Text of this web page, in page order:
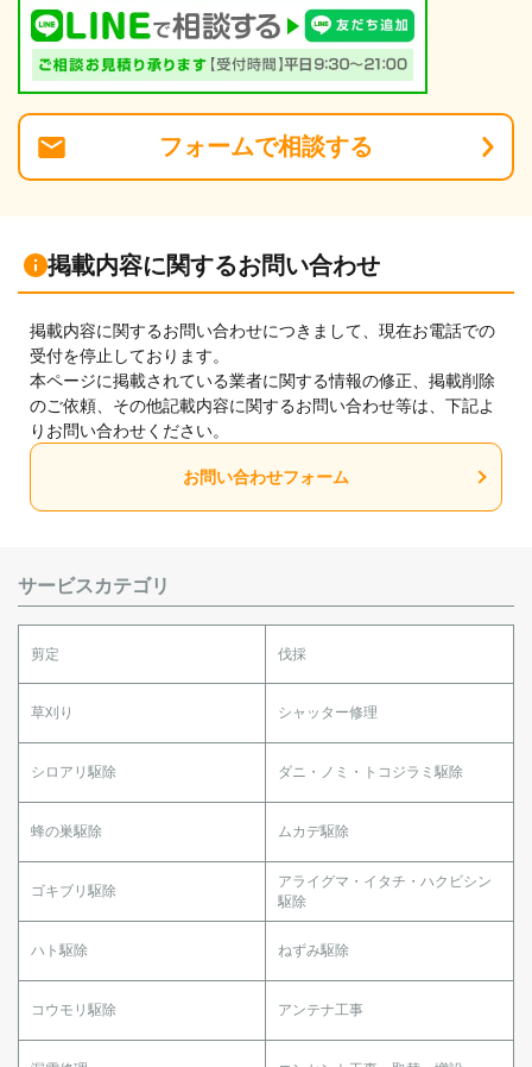
フォームで相談する
掲載内容に関するお問い合わせ
掲載内容に関するお問い合わせにつきまして、現在お電話での
受付を停止しております。
本ページに掲載されている業者に関する情報の修正、掲載削除
のご依頼、その他記載内容に関するお問い合わせ等は、下記よ
りお問い合わせください。
お問い合わせフォーム
サービスカテゴリ
剪定 伐採
草刈り シャッター修理
シロアリ駆除 ダニ・ノミ・トコジラミ駆除
蜂の巣駆除 ムカデ駆除
ゴキブリ駆除
アライグマ・イタチ・ハクビシン
駆除
ハト駆除 ねずみ駆除
コウモリ駆除 アンテナ工事